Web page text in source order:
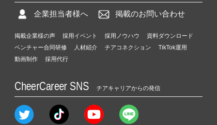
企業担当者様へ 掲載のお問い合わせ
掲載企業様の声 採用イベント 採用ノウハウ
資料ダウンロード
ベンチャー合同研修
人材紹介 チアコネクション
TikTok運用
動画制作
採用代行
CheerCareer SNS チアキャリアからの発信